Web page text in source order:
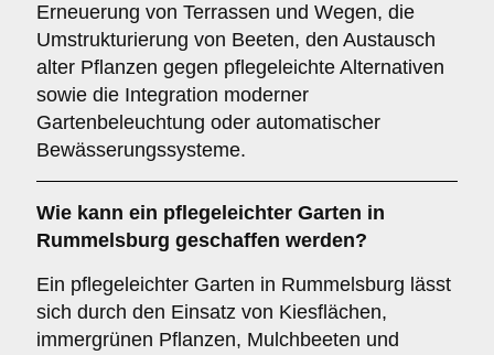
Erneuerung von Terrassen und Wegen, die
Umstrukturierung von Beeten, den Austausch
alter Pflanzen gegen pflegeleichte Alternativen
sowie die Integration moderner
Gartenbeleuchtung oder automatischer
Bewässerungssysteme.
Wie kann ein pflegeleichter Garten in
Rummelsburg geschaffen werden?
Ein pflegeleichter Garten in Rummelsburg lässt
sich durch den Einsatz von Kiesflächen,
immergrünen Pflanzen, Mulchbeeten und